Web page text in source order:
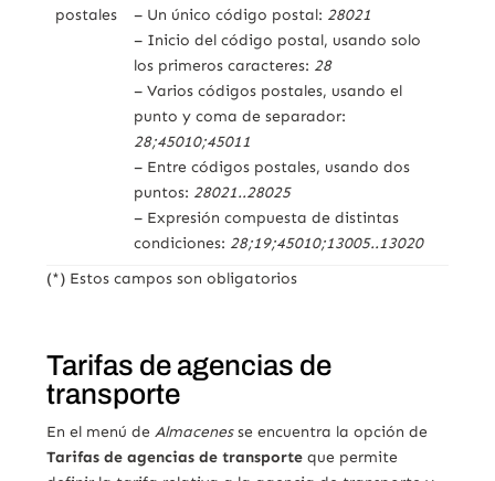
postales
– Un único código postal: 28021
– Inicio del código postal, usando solo
los primeros caracteres: 28
– Varios códigos postales, usando el
punto y coma de separador:
28;45010;45011
– Entre códigos postales, usando dos
puntos: 28021..28025
– Expresión compuesta de distintas
condiciones: 28;19;45010;13005..13020
(*) Estos campos son obligatorios
Tarifas de agencias de
transporte
En el menú deAlmacenesse encuentra la opción de
Tarifas de agencias de transporte que permite